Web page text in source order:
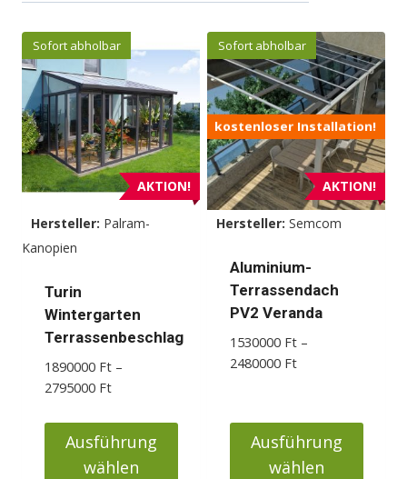
AKTION!
Sofort abholbar
Hersteller: Palram-
Kanopien
Turin
Wintergarten
Terrassenbeschlag
1890000 Ft –
2795000 FtPreisspanne:
bis
2795000 Ft
Ausführung
wählen
AKTION!
Sofort abholbar
kostenloser Installation!
Hersteller: Semcom
Aluminium-
Terrassendach
PV2 Veranda
1530000 Ft –
2480000 FtPreisspanne:
2480000 Ft
Ausführung
wählen